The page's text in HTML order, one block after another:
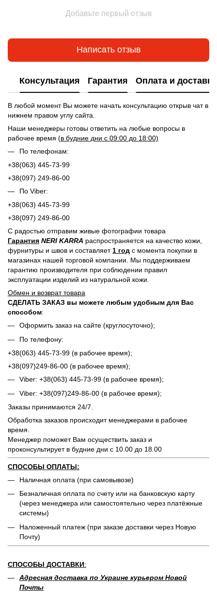
Добавьте первый отзыв
Написать отзыв
Консультация Гарантия Оплата и доставка
В любой момент Вы можете начать консультацию открыв чат в
нижнем правом углу сайта.
Наши менеджеры готовы ответить на любые вопросы в
рабочее время (в будние дни с 09:00 до 18:00)
По телефонам:
+38(063) 445-73-99
+38(097) 249-86-00
По Viber:
+38(063) 445-73-99
+38(097) 249-86-00
С радостью отправим живые фотографии товара
Гарантия NERI KARRA распространяется на качество кожи,
фурнитуры и швов и составляет1 год с момента покупки в
магазинах нашей торговой компании. Мы поддерживаем
гарантию производителя при соблюдении правил
эксплуатации изделий из натуральной кожи.
Обмен и возврат товара
СДЕЛАТЬ ЗАКАЗ вы можете любым удобным для Вас
способом:
Оформить заказ на сайте (круглосуточно);
По телефону:
+38(063) 445-73-99 (в рабочее время);
+38(097)249-86-00 (в рабочее время);
Viber: +38(063) 445-73-99 (в рабочее время);
Viber: +38(097)249-86-00 (в рабочее время);
Заказы принимаются 24/7.
Обработка заказов происходит менеджерами в рабочее
время.
Менеджер поможет Вам осуществить заказ и
проконсультирует в будние дни с 10.00 до 18.00
СПОСОБЫ ОПЛАТЫ:
Наличная оплата (при самовывозе)
Безналичная оплата по счету или на банковскую карту
(через менеджера или самостоятельно через платёжные
системы)
Наложенный платеж (при заказе доставки через Новую
Почту)
СПОСОБЫ ДОСТАВКИ:
Адресная доставка по Украине курьером Новой
Почты